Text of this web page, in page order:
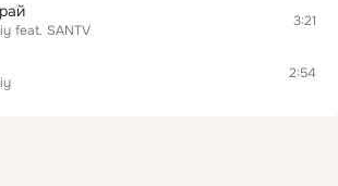
feat. SANTV
3:21
2:54